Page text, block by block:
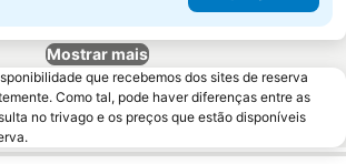
Mostrar mais
que recebemos dos sites de reserva
Como tal, pode haver diferenças entre as
no trivago e os preços que estão disponíveis